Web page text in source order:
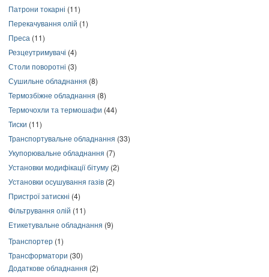
Патрони токарні (11)
Перекачування олій (1)
Преса (11)
Резцеутримувачі (4)
Столи поворотні (3)
Сушильне обладнання (8)
Термозбіжне обладнання (8)
Термочохли та термошафи (44)
Тиски (11)
Транспортувальне обладнання (33)
Укупорювальне обладнання (7)
Установки модифікації бітуму (2)
Установки осушування газів (2)
Пристрої затискні (4)
Фільтрування олій (11)
Етикетувальне обладнання (9)
Транспортер (1)
Трансформатори (30)
Додаткове обладнання (2)